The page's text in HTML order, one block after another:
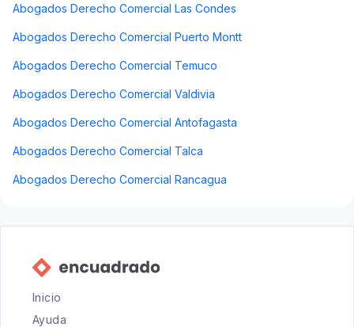
Abogados Derecho Comercial Las Condes
Abogados Derecho Comercial Puerto Montt
Abogados Derecho Comercial Temuco
Abogados Derecho Comercial Valdivia
Abogados Derecho Comercial Antofagasta
Abogados Derecho Comercial Talca
Abogados Derecho Comercial Rancagua
Inicio
Ayuda